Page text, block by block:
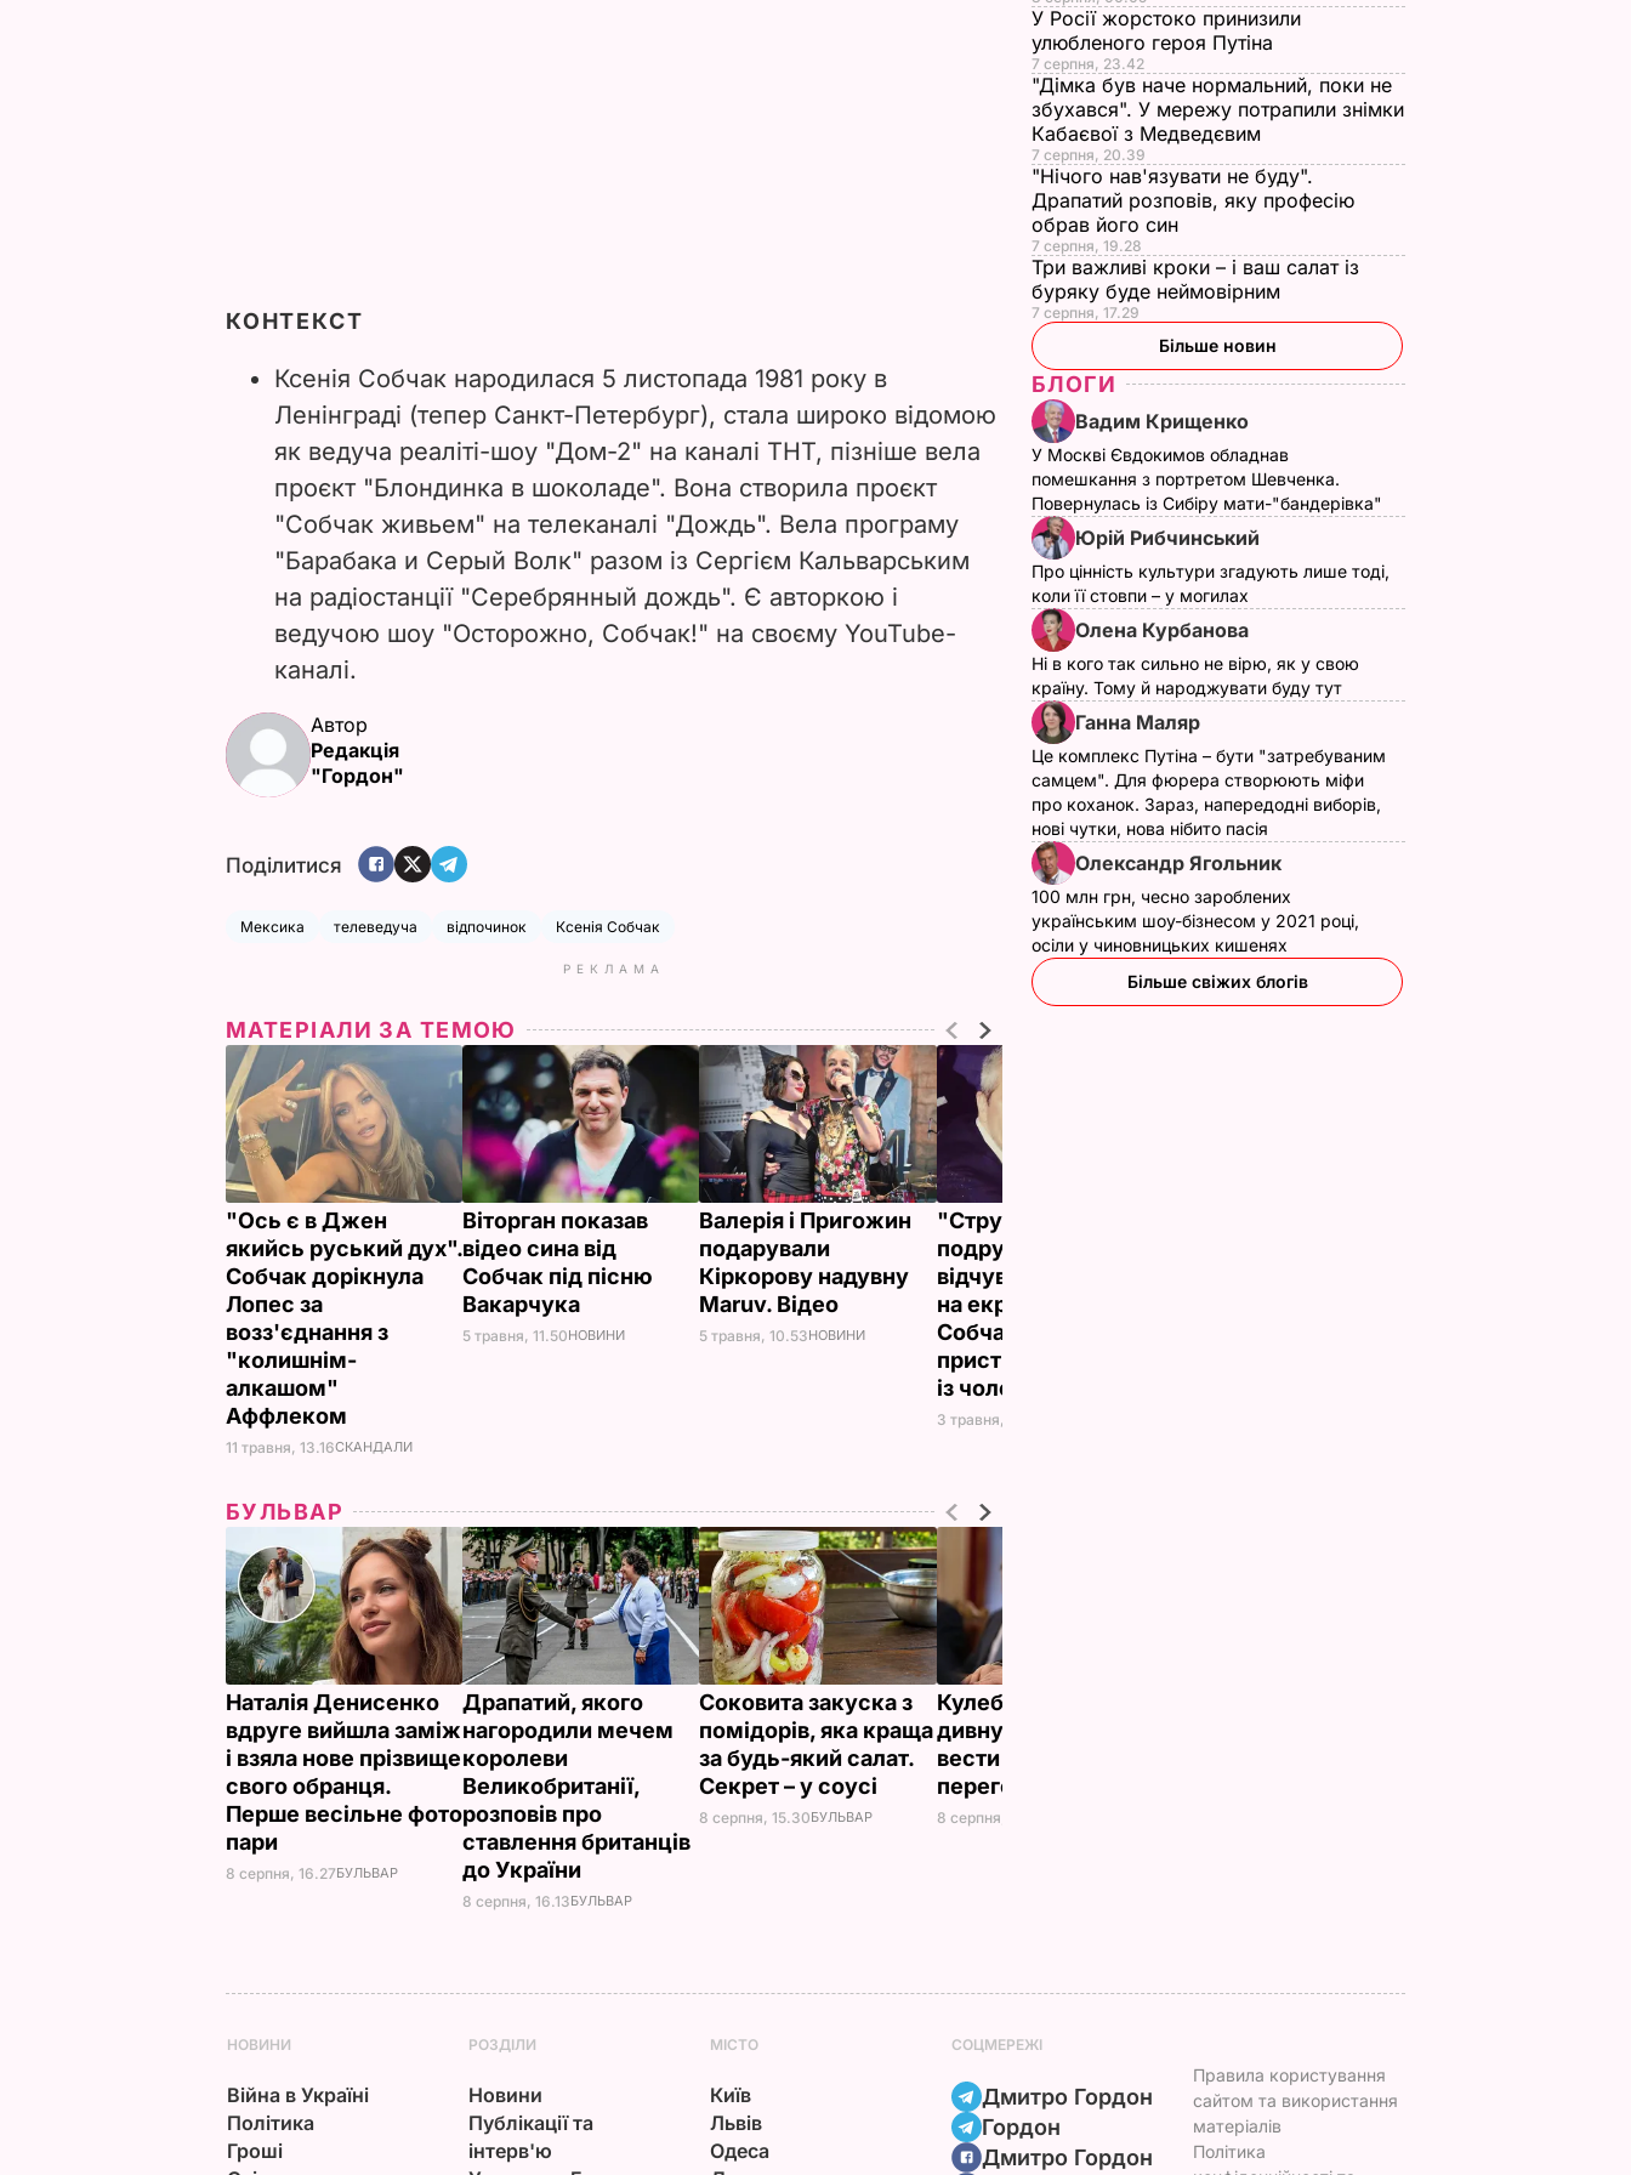
КОНТЕКСТ
Ксенія Собчак народилася 5 листопада 1981 року в
Ленінграді (тепер Санкт-Петербург), стала широко відомою
як ведуча реаліті-шоу "Дом-2" на каналі ТНТ, пізніше вела
проєкт "Блондинка в шоколаде". Вона створила проєкт
"Собчак живьем" на телеканалі "Дождь". Вела програму
"Барабака и Серый Волк" разом із Сергієм Кальварським
на радіостанції "Серебрянный дождь". Є авторкою і
ведучою шоу "Осторожно, Собчак!" на своєму YouTube-
каналі.
Автор
Редакція
"Гордон"
Поділитися
Мексика телеведуча відпочинок Ксенія Собчак
РЕКЛАМА
МАТЕРІАЛИ ЗА ТЕМОЮ
"Ось є в Джен
якийсь руський дух".
Собчак дорікнула
Лопес за
возз'єднання з
"колишнім-
алкашом"
Аффлеком
11 травня, 13.16СКАНДАЛИ
Віторган показав
відео сина від
Собчак під пісню
Вакарчука
5 травня, 11.50НОВИНИ
Валерія і Пригожин
подарували
Кіркорову надувну
Maruv. Відео
5 травня, 10.53НОВИНИ
"Струм між
подружжям
відчувається навіть
на екрані", "До сліз".
Собчак показала
пристрасний танець
із чоловіком
3 травня, 12.07
БУЛЬВАР
Наталія Денисенко
вдруге вийшла заміж
і взяла нове прізвище
свого обранця.
Перше весільне фото
пари
8 серпня, 16.27БУЛЬВАР
Драпатий, якого
нагородили мечем
королеви
Великобританії,
розповів про
ставлення британців
до України
8 серпня, 16.13БУЛЬВАР
Соковита закуска з
помідорів, яка краща
за будь-який салат.
Секрет – у соусі
8 серпня, 15.30БУЛЬВАР
Кулеба розповів про
дивну манеру Путіна
вести телефонні
переговори
8 серпня, 10.25
У Росії жорстоко принизили
улюбленого героя Путіна
7 серпня, 23.42
"Дімка був наче нормальний, поки не
збухався". У мережу потрапили знімки
Кабаєвої з Медведєвим
7 серпня, 20.39
"Нічого нав'язувати не буду".
Драпатий розповів, яку професію
обрав його син
7 серпня, 19.28
Три важливі кроки – і ваш салат із
буряку буде неймовірним
7 серпня, 17.29
Більше новин
БЛОГИ
Вадим Крищенко
У Москві Євдокимов обладнав
помешкання з портретом Шевченка.
Повернулась із Сибіру мати-"бандерівка"
Юрій Рибчинський
Про цінність культури згадують лише тоді,
коли її стовпи – у могилах
Олена Курбанова
Ні в кого так сильно не вірю, як у свою
країну. Тому й народжувати буду тут
Ганна Маляр
Це комплекс Путіна – бути "затребуваним
самцем". Для фюрера створюють міфи
про коханок. Зараз, напередодні виборів,
нові чутки, нова нібито пасія
Олександр Ягольник
100 млн грн, чесно зароблених
українським шоу-бізнесом у 2021 році,
осіли у чиновницьких кишенях
Більше свіжих блогів
НОВИНИ
Війна в Україні
Політика
Гроші
РОЗДІЛИ
Новини
Публікації та
інтерв'ю
МІСТО
Київ
Львів
Одеса
СОЦМЕРЕЖІ
Дмитро Гордон
Гордон
Дмитро Гордон
Правила користування
сайтом та використання
матеріалів
Політика